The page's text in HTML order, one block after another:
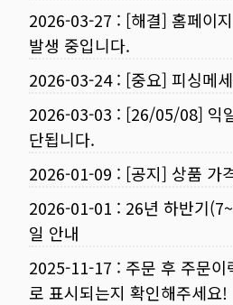
2026-03-27 : [해결] 홈페이
발생 중입니다.
2026-03-24: [중요] 피싱메
2026-03-03 : [26/05/08] 익
단됩니다.
2026-01-09 : [공지] 상품 가
2026-01-01 : 26년 하반기
일 안내
2025-11-17 : 주문 후 주문
로 표시되는지 확인해주세요!